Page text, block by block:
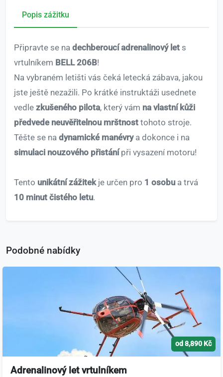
Popis zážitku
Připravte se na dechberoucí adrenalinový let s
vrtulníkem BELL 206B!
Na vybraném letišti vás čeká letecká zábava, jakou
jste ještě nezažili. Po krátké instruktáži usednete
vedle zkušeného pilota, který vám na vlastní kůži
předvede neuvěřitelnou mrštnost tohoto stroje.
Těšte se na dynamické manévrya dokonce i na
simulaci nouzového přistánípři vysazení motoru!
Tento unikátní zážitekje určen pro 1 osobu a trvá
10 minut čistého letu.
Podobné nabídky
od 8,890 Kč
Adrenalinový let vrtulníkem